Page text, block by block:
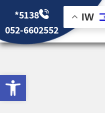
IW
*5138
052-6602552